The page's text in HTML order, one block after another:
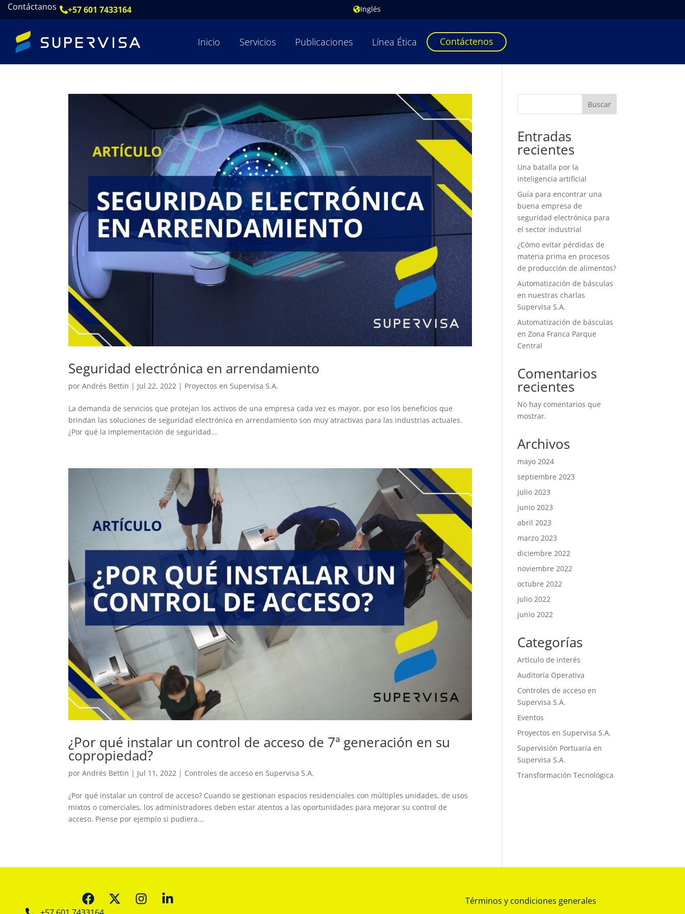
Contáctanos +57 601 7433164 Inglés
Inicio Servicios Publicaciones Línea Ética Contáctenos
Seguridad electrónica en arrendamiento
porAndrés Bettin | Jul 22, 2022 | Proyectos en Supervisa S.A.
La demanda de servicios que protejan los activos de una empresa cada vez es mayor, por eso los beneficios que
brindan las soluciones de seguridad electrónica en arrendamiento son muy atractivas para las industrias actuales.
¿Por qué la implementación de seguridad...
¿Por qué instalar un control de acceso de 7ª generación en su
copropiedad?
porAndrés Bettin | Jul 11, 2022 | Controles de acceso en Supervisa S.A.
¿Por qué instalar un control de acceso? Cuando se gestionan espacios residenciales con múltiples unidades, de usos
mixtos o comerciales, los administradores deben estar atentos a las oportunidades para mejorar su control de
acceso. Piense por ejemplo si pudiera...
Buscar
Entradas
recientes
Una batalla por la
inteligencia artificial
Guía para encontrar una
buena empresa de
seguridad electrónica para
el sector industrial
¿Cómo evitar pérdidas de
materia prima en procesos
de producción de alimentos?
Automatización de básculas
en nuestras charlas
Supervisa S.A.
Automatización de básculas
en Zona Franca Parque
Central
Comentarios
recientes
No hay comentarios que
mostrar.
Archivos
mayo 2024
septiembre 2023
julio 2023
junio 2023
abril 2023
marzo 2023
diciembre 2022
noviembre 2022
octubre 2022
julio 2022
junio 2022
Categorías
Artículo de interés
Auditoría Operativa
Controles de acceso en
Supervisa S.A.
Eventos
Proyectos en Supervisa S.A.
Supervisión Portuaria en
Supervisa S.A.
Transformación Tecnológica
Términos y condiciones generales